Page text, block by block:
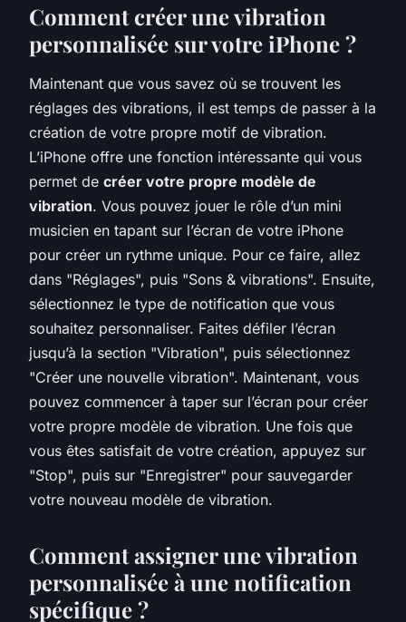
Comment créer une vibration
personnalisée sur votre iPhone ?
Maintenant que vous savez où se trouvent les
réglages des vibrations, il est temps de passer à la
création de votre propre motif de vibration.
L’iPhone offre une fonction intéressante qui vous
permet de créer votre propre modèle de
vibration. Vous pouvez jouer le rôle d’un mini
musicien en tapant sur l’écran de votre iPhone
pour créer un rythme unique. Pour ce faire, allez
dans "Réglages", puis "Sons & vibrations". Ensuite,
sélectionnez le type de notification que vous
souhaitez personnaliser. Faites défiler l’écran
jusqu’à la section "Vibration", puis sélectionnez
"Créer une nouvelle vibration". Maintenant, vous
pouvez commencer à taper sur l’écran pour créer
votre propre modèle de vibration. Une fois que
vous êtes satisfait de votre création, appuyez sur
"Stop", puis sur "Enregistrer" pour sauvegarder
votre nouveau modèle de vibration.
Comment assigner une vibration
personnalisée à une notification
spécifique ?